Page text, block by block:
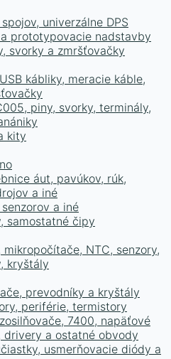
univerzálne DPS
prototypovacie nadstavby
svorky a zmršťovačky
kábliky, meracie káble,
piny, svorky, terminály,
kity
áut, pavúkov, rúk,
a iné
a iné
samostatné čipy
NTC, senzory,
kryštály
prevodníky a kryštály
periférie, termistory
7400, napäťové
drivery a ostatné obvody
usmerňovacie diódy a